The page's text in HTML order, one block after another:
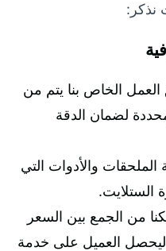
نذكر:
الخاص بنا يتم من
لضمان الدقة
والأدوات التي
الستلايت.
من الجمع بين السعر
ليحصل العميل على خدمة